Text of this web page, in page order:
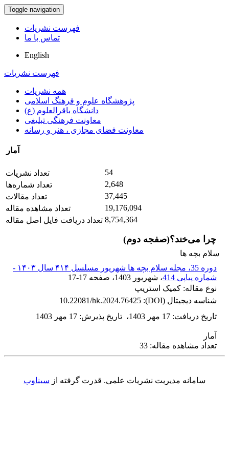
Toggle navigation
فهرست نشریات
تماس با ما
English
فهرست نشریات
همه نشریات
پژوهشگاه علوم و فرهنگ اسلامی
دانشگاه باقرالعلوم (ع)
معاونت فرهنگی تبلیغی
معاونت فضای مجازی ، هنر و رسانه
آمار
تعداد نشریات
54
تعداد شماره‌ها
2,648
تعداد مقالات
37,445
تعداد مشاهده مقاله
19,176,094
تعداد دریافت فایل اصل مقاله 8,754,364
چرا می‌خند؟(صفجه دوم)
سلام بچه ها
دوره 35، مجله سلام بچه ها شهریور مسلسل ۴۱۴ سال ۱۴۰۳ -
شماره پیاپی 414
، شهریور 1403 ، صفحه 17-17
نوع مقاله: کمیک استریپ
شناسه دیجیتال (DOI):
10.22081/hk.2024.76425
تاریخ دریافت: 17 مهر 1403 ، تاریخ پذیرش: 17 مهر 1403
آمار
تعداد مشاهده مقاله: 33
سامانه مدیریت نشریات علمی. قدرت گرفته از سیناوب